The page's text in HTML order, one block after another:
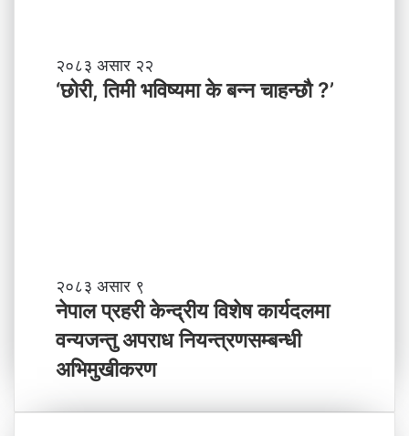
न
याँ
‘
छो
री
ब
न्न
ह
न्छौ
२०८३ असार २२
‘छोरी, तिमी भविष्यमा के बन्न चाहन्छौ ?’
ने
पा
प्र
ह
के
२०८३ असार ९
नेपाल प्रहरी केन्द्रीय विशेष कार्यदलमा
वन्यजन्तु अपराध नियन्त्रणसम्बन्धी
अभिमुखीकरण